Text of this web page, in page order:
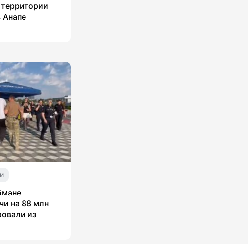
Анапе
на 88 млн
из